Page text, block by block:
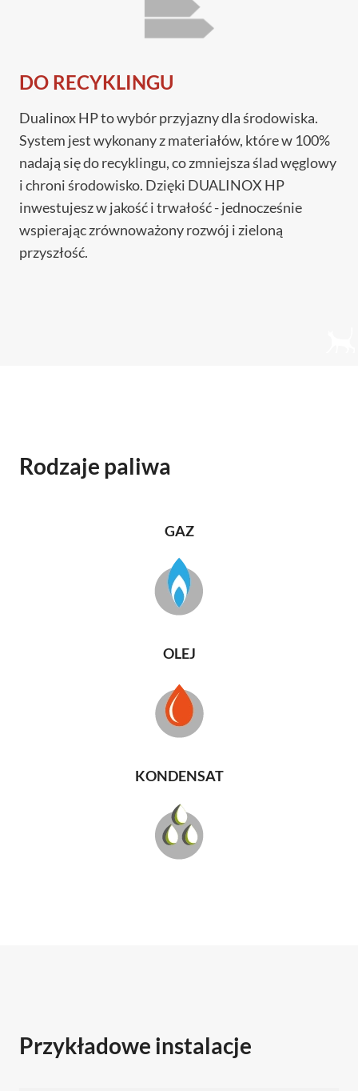
DO RECYKLINGU
Dualinox HP to wybór przyjazny dla środowiska.
System jest wykonany z materiałów, które w 100%
nadają się do recyklingu, co zmniejsza ślad węglowy
i chroni środowisko. Dzięki DUALINOX HP
inwestujesz w jakość i trwałość - jednocześnie
wspierając zrównoważony rozwój i zieloną
przyszłość.
Rodzaje paliwa
GAZ
OLEJ
KONDENSAT
Przykładowe instalacje